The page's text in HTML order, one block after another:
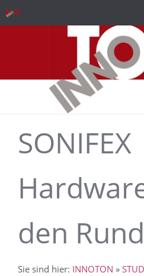
SONIFEX
den
Sie sind hier: INNOTON »